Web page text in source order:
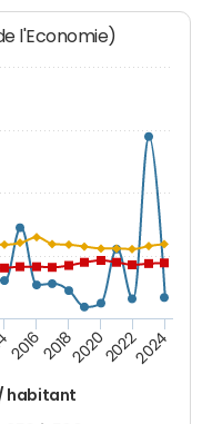
l'Economie)
habitant
20162018202020222024